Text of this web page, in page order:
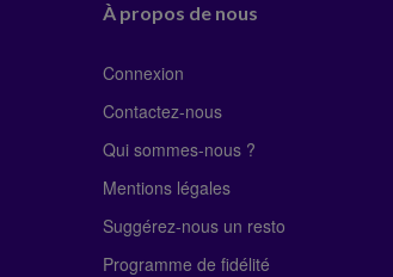
À propos de nous
Connexion
Contactez-nous
Qui sommes-nous ?
Mentions légales
Suggérez-nous un resto
Programme de fidélité